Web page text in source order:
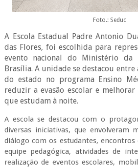
Foto.: Seduc
A Escola Estadual Padre Antonio
das Flores, foi escolhida para
evento nacional do Ministério da
Brasília. A unidade se destacou entre
do estado no programa Ensino
reduzir a evasão escolar e
que estudam à noite.
A escola se destacou com o
diversas iniciativas, que envolveram
diálogo com os estudantes,
equipe pedagógica, atividades de
realização de eventos escolares,